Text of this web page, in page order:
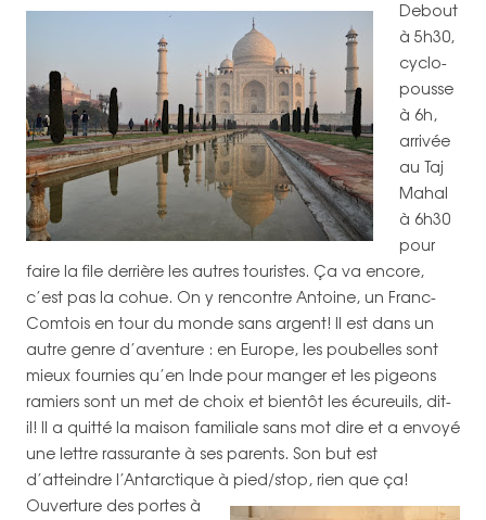
Debout
à 5h30,
cyclo-
pousse
à 6h,
arrivée
au Taj
Mahal
à 6h30
pour
faire la file derrière les autres touristes. Ça va encore,
c’est pas la cohue. On y rencontre Antoine, un Franc-
Comtois en tour du monde sans argent! Il est dans un
autre genre d’aventure : en Europe, les poubelles sont
mieux fournies qu’en Inde pour manger et les pigeons
ramiers sont un met de choix et bientôt les écureuils, dit-
il! Il a quitté la maison familiale sans mot dire et a envoyé
une lettre rassurante à ses parents. Son but est
d’atteindre l’Antarctique à pied/stop, rien que ça!
Ouverture des portes à